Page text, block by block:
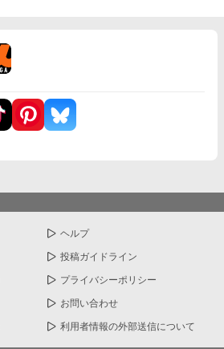
ヘルプ
投稿ガイドライン
プライバシーポリシー
お問い合わせ
利用者情報の外部送信について